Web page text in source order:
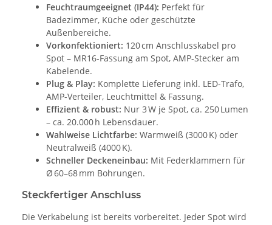
Feuchtraumgeeignet (IP44): Perfekt für
Badezimmer, Küche oder geschützte
Außenbereiche.
Vorkonfektioniert: 120 cm Anschlusskabel pro
Spot – MR16-Fassung am Spot, AMP-Stecker am
Kabelende.
Plug & Play: Komplette Lieferung inkl. LED-Trafo,
AMP-Verteiler, Leuchtmittel & Fassung.
Effizient & robust: Nur 3 W je Spot, ca. 250 Lumen
– ca. 20.000 h Lebensdauer.
Wahlweise Lichtfarbe: Warmweiß (3000 K) oder
Neutralweiß (4000 K).
Schneller Deckeneinbau: Mit Federklammern für
Ø 60–68 mm Bohrungen.
Steckfertiger Anschluss
Die Verkabelung ist bereits vorbereitet. Jeder Spot wird